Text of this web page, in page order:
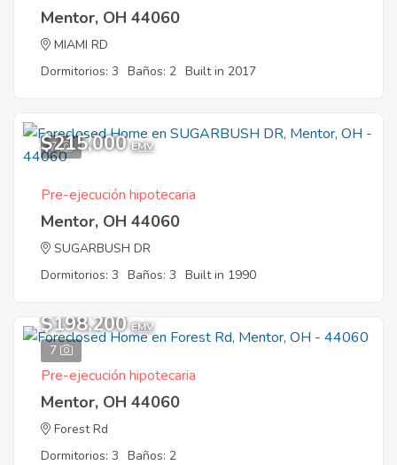
Mentor, OH 44060
MIAMI RD
Dormitorios: 3 Baños: 2 Built in 2017
7
$215,000 EMV
Pre-ejecución hipotecaria
Mentor, OH 44060
SUGARBUSH DR
Dormitorios: 3 Baños: 3 Built in 1990
7
$198,200 EMV
Pre-ejecución hipotecaria
Mentor, OH 44060
Forest Rd
Dormitorios: 3 Baños: 2